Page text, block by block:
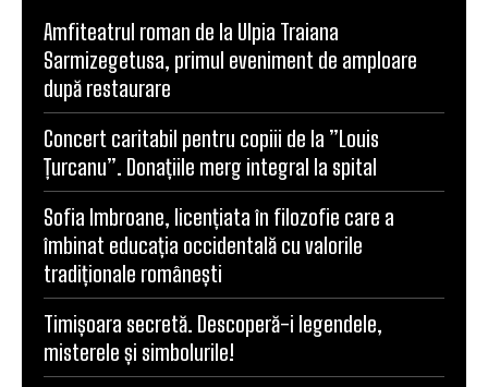
Amfiteatrul roman de la Ulpia Traiana
Sarmizegetusa, primul eveniment de amploare
după restaurare
Concert caritabil pentru copiii de la ”Louis
Țurcanu”. Donațiile merg integral la spital
Sofia Imbroane, licențiata în filozofie care a
îmbinat educația occidentală cu valorile
tradiționale românești
Timișoara secretă. Descoperă-i legendele,
misterele și simbolurile!